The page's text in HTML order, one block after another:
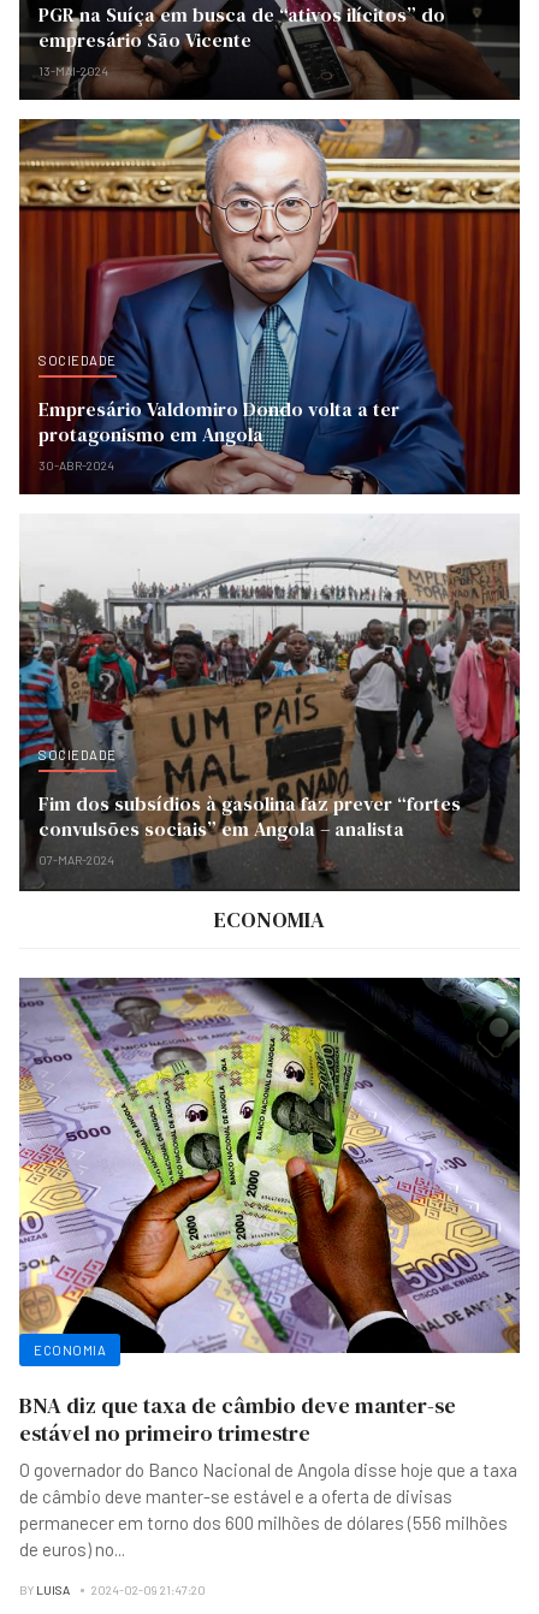
PGR na Suíça em busca de “ativos ilícitos” do
empresário São Vicente
13-MAI-2024
SOCIEDADE
Empresário Valdomiro Dondo volta a ter
protagonismo em Angola
30-ABR-2024
SOCIEDADE
Fim dos subsídios à gasolina faz prever “fortes
convulsões sociais” em Angola – analista
07-MAR-2024
ECONOMIA
ECONOMIA
BNA diz que taxa de câmbio deve manter-se
estável no primeiro trimestre
O governador do Banco Nacional de Angola disse hoje que a taxa
de câmbio deve manter-se estável e a oferta de divisas
permanecer em torno dos 600 milhões de dólares (556 milhões
de euros) no...
BY LUISA 2024-02-09 21:47:20